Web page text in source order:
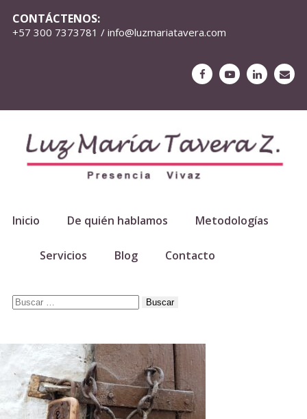
CONTÁCTENOS:
+57 300 7373781 / info@luzmariatavera.com
Inicio De quién hablamos Metodologías
Servicios Blog Contacto
Buscar: